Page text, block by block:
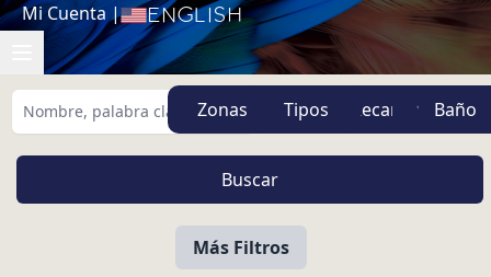
Mi Cuenta | English
Zonas Tipos
Más Filtros